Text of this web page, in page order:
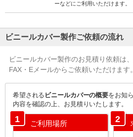
ーなどにご利用いただけます。
ビニールカバー製作ご依頼の流れ
ビニールカバー製作のお見積り依頼は
FAX・Eメールからご依頼いただけます。
希望される ビニールカバーの概要をお知
内容を確認の上、お見積りいたします。
1 ご利用場所 2